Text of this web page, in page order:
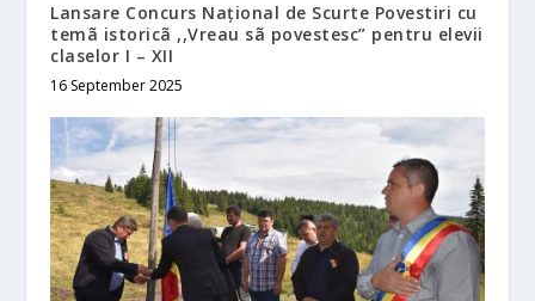
Lansare Concurs Național de Scurte Povestiri cu
temã istoricã ,,Vreau sã povestesc” pentru elevii
claselor I – XII
16 September 2025